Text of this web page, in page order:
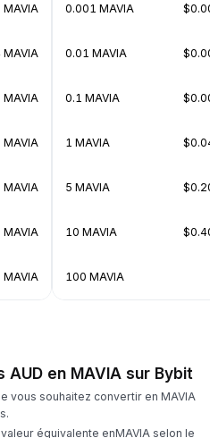
0.001 MAVIA
0.01 MAVIA
0.1 MAVIA
1 MAVIA
5 MAVIA
10 MAVIA
100 MAVIA
en MAVIA sur Bybit
vous souhaitez convertir en MAVIA
équivalente enMAVIA selon le